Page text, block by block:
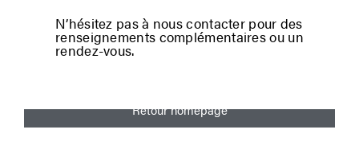
N’hésitez pas à nous contacter pour des
renseignements complémentaires ou un
rendez-vous.
Retour homepage